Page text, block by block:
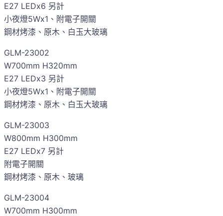
E27 LEDx6 另計
小夜燈5Wx1、附電子開關
鋼材烤漆、原木、白玉大玻璃
GLM-23002
W700mm H320mm
E27 LEDx3 另計
小夜燈5Wx1、附電子開關
鋼材烤漆、原木、白玉大玻璃
GLM-23003
W800mm H300mm
E27 LEDx7 另計
附電子開關
鋼材烤漆、原木、玻璃
GLM-23004
W700mm H300mm